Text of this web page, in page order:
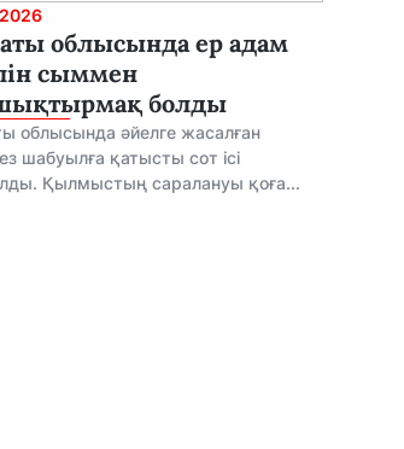
облысында ер адам
сыммен
болды
облысында әйелге жасалған
шабуылға қатысты сот ісі
Қылмыстың саралануы қоға...